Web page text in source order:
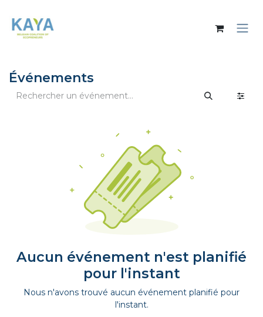
Événements
Aucun événement n'est planifié
pour l'instant
Nous n'avons trouvé aucun événement planifié pour
l'instant.